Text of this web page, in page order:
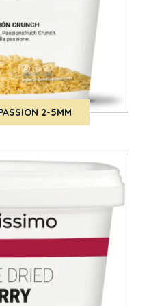
2-5MM